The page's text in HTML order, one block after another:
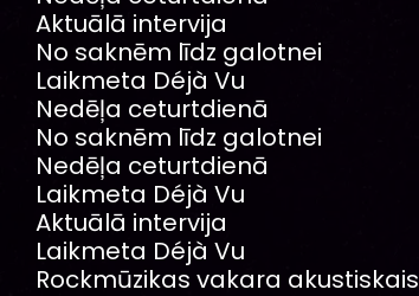
Aktuālā intervija
No saknēm līdz galotnei
Laikmeta Déjà Vu
Nedēļa ceturtdienā
No saknēm līdz galotnei
Nedēļa ceturtdienā
Laikmeta Déjà Vu
Aktuālā intervija
Laikmeta Déjà Vu
Rockmūzikas vakara akustiskais